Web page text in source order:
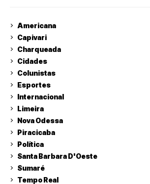
Americana
Capivari
Charqueada
Cidades
Colunistas
Esportes
Internacional
Limeira
Nova Odessa
Piracicaba
Política
Santa Barbara D'Oeste
Sumaré
Tempo Real